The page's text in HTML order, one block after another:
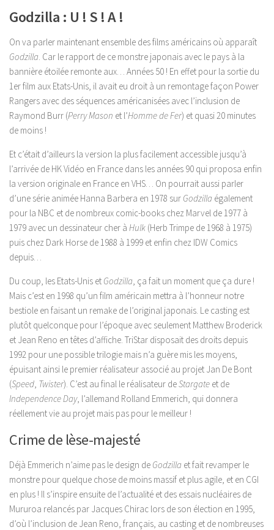
Godzilla : U ! S ! A !
On va parler maintenant ensemble des films américains où apparaît
Godzilla. Car le rapport de ce monstre japonais avec le pays à la
bannière étoilée remonte aux… Années 50 ! En effet pour la sortie du
1er film aux Etats-Unis, il avait eu droit à un remontage façon Power
Rangers avec des séquences américanisées avec l’inclusion de
Raymond Burr (Perry Mason et l’Homme de Fer) et quasi 20 minutes
de moins !
Et c’était d’ailleurs la version la plus facilement accessible jusqu’à
l’arrivée de HK Vidéo en France dans les années 90 qui proposa enfin
la version originale en France en VHS… On pourrait aussi parler
d’une série animée Hanna Barbera en 1978 sur Godzilla également
pour la NBC et de nombreux comic-books chez Marvel de 1977 à
1979 avec un dessinateur cher à Hulk (Herb Trimpe de 1968 à 1975)
puis chez Dark Horse de 1988 à 1999 et enfin chez IDW Comics
depuis…
Du coup, les Etats-Unis et Godzilla, ça fait un moment que ça dure !
Mais c’est en 1998 qu’un film américain mettra à l’honneur notre
bestiole en faisant un remake de l’original japonais. Le casting est
plutôt quelconque pour l’époque avec seulement Matthew Broderick
et Jean Reno en têtes d’affiche. TriStar disposait des droits depuis
1992 pour une possible trilogie mais n’a guère mis les moyens,
épuisant ainsi le premier réalisateur associé au projet Jan De Bont
(Speed, Twister). C’est au final le réalisateur deStargate et de
Independence Day, l’allemand Rolland Emmerich, qui donnera
réellement vie au projet mais pas pour le meilleur !
Crime de lèse-majesté
Déjà Emmerich n’aime pas le design de Godzilla et fait revamper le
monstre pour quelque chose de moins massif et plus agile, et en CGI
en plus ! Il s’inspire ensuite de l’actualité et des essais nucléaires de
Mururoa relancés par Jacques Chirac lors de son élection en 1995,
d’où l’inclusion de Jean Reno, français, au casting et de nombreuses